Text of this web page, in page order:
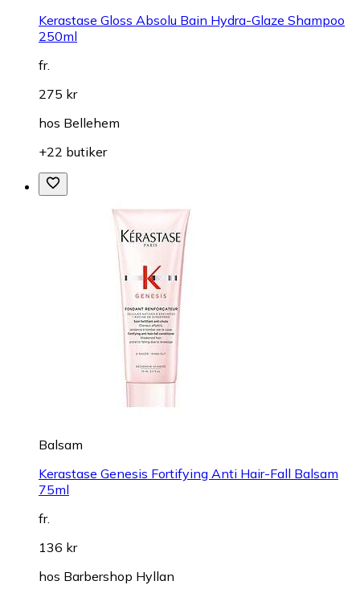
Kerastase Gloss Absolu Bain Hydra-Glaze Shampoo
250ml
fr.
275 kr
hos Bellehem
+22 butiker
Balsam
Kerastase Genesis Fortifying Anti Hair-Fall Balsam
75ml
fr.
136 kr
hos Barbershop Hyllan